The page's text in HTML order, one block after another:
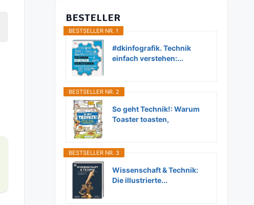
BESTELLER
BESTSELLER NR. 1
#dkinfografik. Technik
einfach verstehen:...
BESTSELLER NR. 2
So geht Technik!: Warum
Toaster toasten,
BESTSELLER NR. 3
Wissenschaft & Technik:
Die illustrierte...